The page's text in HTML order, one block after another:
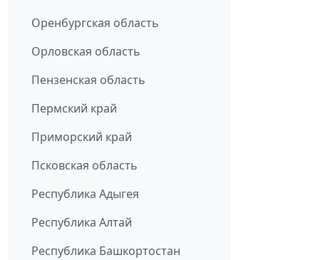
Оренбургская область
Орловская область
Пензенская область
Пермский край
Приморский край
Псковская область
Республика Адыгея
Республика Алтай
Республика Башкортостан